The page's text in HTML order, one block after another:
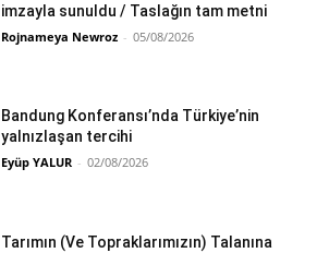
imzayla sunuldu / Taslağın tam metni
Rojnameya Newroz - 05/08/2026
Bandung Konferansı’nda Türkiye’nin
yalnızlaşan tercihi
Eyüp YALUR - 02/08/2026
Tarımın (Ve Topraklarımızın) Talanına